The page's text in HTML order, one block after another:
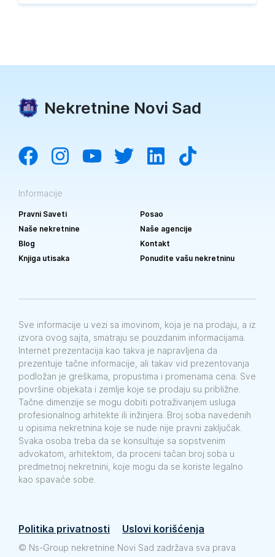
Nekretnine Novi Sad
Informacije
Pravni Saveti
Posao
Naše nekretnine
Naše agencije
Blog
Kontakt
Knjiga utisaka
Ponudite vašu nekretninu
Sve informacije u vezi sa imovinom, koja je na prodaju, a iz
izvora ovog sajta, smatraju se pouzdanim informacijama.
Internet prezentacija kao takva je napravljena da
prezentuje tačne informacije, ali takav vid prezentovanja
podložan je greškama, propustima i promenama cena. Sve
površine objekata i zemlje koje se prodaju su približne.
Tačne dimenzije se mogu dobiti potraživanjem usluga
profesionalnog arhitekte ili inžinjera. Broj soba navedenih
u opisima nekretnina koje se nude nije pravni zaključak.
Svaka osoba treba da se konsultuje sa sopstvenim
advokatom, arhitektom, da proceni tačan broj soba u
predmetnoj nekretnini, koje mogu da se koriste legalno
kao spavaće sobe.
Politika privatnosti Uslovi korišćenja
© Ns-Group nekretnine Novi Sad zadržava sva prava